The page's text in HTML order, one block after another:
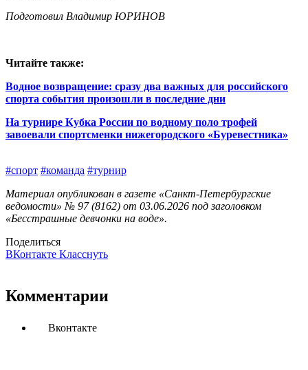
Подготовил Владимир ЮРИНОВ
Читайте также:
Водное возвращение: сразу два важных для российского
спорта события произошли в последние дни
На турнире Кубка России по водному поло трофей
завоевали спортсменки нижегородского «Буревестника»
#спорт #команда #турнир
Материал опубликован в газете «Санкт-Петербургские
ведомости» № 97 (8162) от 03.06.2026 под заголовком
«Бесстрашные девчонки на воде».
Поделиться
ВКонтакте Класснуть
Комментарии
Вконтакте